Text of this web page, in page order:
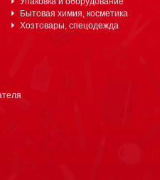
Бытовая химия, косметика
Хозтовары, спецодежда